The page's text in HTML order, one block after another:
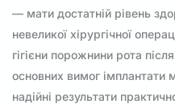
— мати достатній рівень
невеликої хірургічної
гігієни порожнини рота
основних вимог імплантати
надійні результати